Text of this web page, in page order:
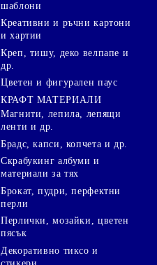
шаблони
Креативни и ръчни картони
и хартии
Креп, тишу, деко велпапе и
др.
Цветен и фигурален паус
КРАФТ МАТЕРИАЛИ
Магнити, лепила, лепящи
ленти и др.
Брадс, капси, копчета и др.
Скрабукинг албуми и
материали за тях
Брокат, пудри, перфектни
перли
Перлички, мозайки, цветен
пясък
Декоративно тиксо и